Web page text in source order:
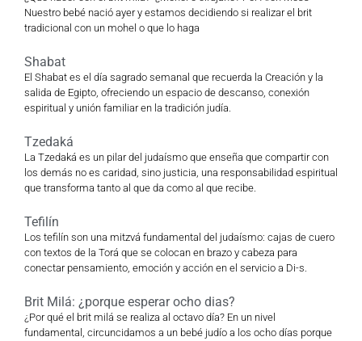
Nuestro bebé nació ayer y estamos decidiendo si realizar el brit
tradicional con un mohel o que lo haga
Shabat
El Shabat es el día sagrado semanal que recuerda la Creación y la
salida de Egipto, ofreciendo un espacio de descanso, conexión
espiritual y unión familiar en la tradición judía.
Tzedaká
La Tzedaká es un pilar del judaísmo que enseña que compartir con
los demás no es caridad, sino justicia, una responsabilidad espiritual
que transforma tanto al que da como al que recibe.
Tefilín
Los tefilín son una mitzvá fundamental del judaísmo: cajas de cuero
con textos de la Torá que se colocan en brazo y cabeza para
conectar pensamiento, emoción y acción en el servicio a Di-s.
Brit Milá: ¿porque esperar ocho dias?
¿Por qué el brit milá se realiza al octavo día? En un nivel
fundamental, circuncidamos a un bebé judío a los ocho días porque